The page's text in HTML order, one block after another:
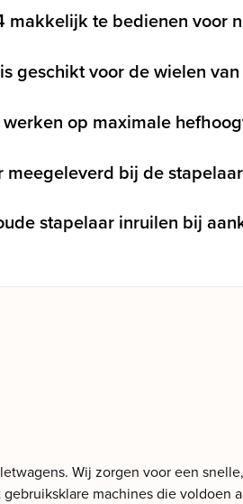
makkelijk te bedienen voor
geschikt voor de wielen
op maximale
meegeleverd bij de
stapelaar inruilen bij
Wij zorgen voor een
machines die voldoen